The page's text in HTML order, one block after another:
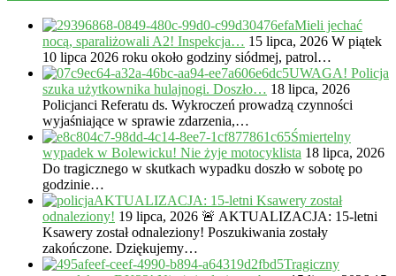
Mieli jechać
nocą, sparaliżowali A2! Inspekcja… 15 lipca, 2026 W piątek
10 lipca 2026 roku około godziny siódmej, patrol…
UWAGA! Policja
szuka użytkownika hulajnogi. Doszło… 18 lipca, 2026
Policjanci Referatu ds. Wykroczeń prowadzą czynności
wyjaśniające w sprawie zdarzenia,…
Śmiertelny
wypadek w Bolewicku! Nie żyje motocyklista 18 lipca, 2026
Do tragicznego w skutkach wypadku doszło w sobotę po
godzinie…
AKTUALIZACJA: 15-letni Ksawery został
odnaleziony! 19 lipca, 2026 🚨 AKTUALIZACJA: 15-letni
Ksawery został odnaleziony! Poszukiwania zostały
zakończone. Dziękujemy…
Tragiczny